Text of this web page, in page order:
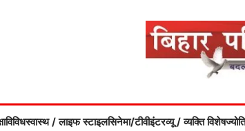
विविधस्वास्थ / लाइफ स्टाइलसिनेमा/टीवीइंटरव्यू / व्यक्ति विशेष